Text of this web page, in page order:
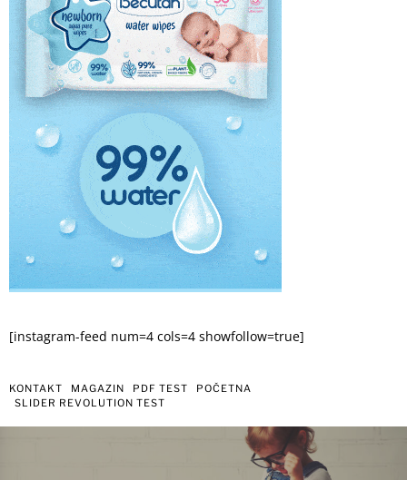
[instagram-feed num=4 cols=4 showfollow=true]
KONTAKT MAGAZIN PDF TEST
POČETNA
SLIDER REVOLUTION TEST